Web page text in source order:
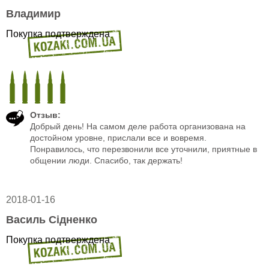
Владимир
Покупка подтверждена
Отзыв:
Добрый день! На самом деле работа организована на
достойном уровне, прислали все и вовремя.
Понравилось, что перезвонили все уточнили, приятные в
общении люди. Спасибо, так держать!
2018-01-16
Василь Сiдненко
Покупка подтверждена